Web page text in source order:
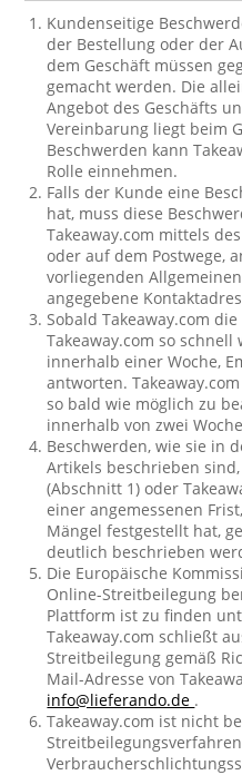
Kundenseitige
der Bestellung oder der
dem Geschäft müssen
gemacht werden. Die
Angebot des Geschäfts
Vereinbarung liegt beim
Beschwerden kann
Rolle einnehmen.
Falls der Kunde eine
hat, muss diese
Takeaway.com mittels
oder auf dem Postwege,
vorliegenden
angegebene
Sobald Takeaway.com
Takeaway.com so
innerhalb einer Woche,
antworten.
so bald wie möglich zu
innerhalb von zwei
Beschwerden, wie sie in
Artikels beschrieben
(Abschnitt 1) oder
einer angemessenen
Mängel festgestellt hat,
deutlich beschrieben
Die Europäische
Online-Streitbeilegung
Plattform ist zu finden
Takeaway.com schließt
Streitbeilegung gemäß
Mail-Adresse von
info@lieferando.de .
Takeaway.com ist nicht